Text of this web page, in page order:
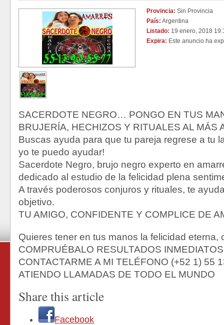
Provincia: Sin Provincia
País: Argentina
Listado: 19 enero, 2018
Expira: Este anuncio ha
SACERDOTE NEGRO… PONGO EN TUS
BRUJERÍA, HECHIZOS Y RITUALES AL MÁS
Buscas ayuda para que tu pareja regrese a tu
yo te puedo ayudar!
Sacerdote Negro, brujo negro experto en
dedicado al estudio de la felicidad plena
A través poderosos conjuros y rituales, te
objetivo.
TU AMIGO, CONFIDENTE Y COMPLICE DE
Quieres tener en tus manos la felicidad eterna,
COMPRUÉBALO RESULTADOS
CONTACTARME A MI TELÉFONO (+52 1) 55
ATIENDO LLAMADAS DE TODO EL MUNDO
Share this article
Facebook